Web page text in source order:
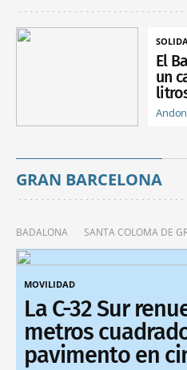
El
un
GRAN BARCELONA
BADALONA SANTA COLOMA DE
MOVILIDAD
La C-32 Sur
metros
pavimento en